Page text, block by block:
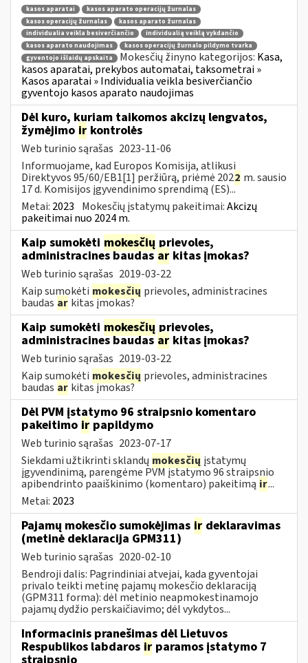
kasos aparatai
kasos aparato operacijų žurnalas
kasos operacijų žurnalas
kasos aparato žurnalas
individualia veikla besiverčiančio
individualią veiklą vykdančio
kasos aparato naudojimas
kasos operacijų žurnalo pildymo tvarka
gyventojo išlaidų apskaita
Mokesčių žinyno kategorijos: Kasa,
kasos aparatai, prekybos automatai, taksometrai »
Kasos aparatai » Individualia veikla besiverčiančio
gyventojo kasos aparato naudojimas
Dėl kuro, kuriam taikomos akcizų lengvatos,
žymėjimo ir kontrolės
Web turinio sąrašas 2023-11-06
Informuojame, kad Europos Komisija, atlikusi
Direktyvos 95/60/EB1[1] peržiūrą, priėmė 2022 m. sausio
17 d. Komisijos įgyvendinimo sprendimą (ES)...
Metai: 2023 Mokesčių įstatymų pakeitimai:Akcizų
pakeitimai nuo 2024 m.
Kaip sumokėti mokesčių prievoles,
administracines baudasar kitas įmokas?
Web turinio sąrašas 2019-03-22
Kaip sumokėti mokesčių prievoles, administracines
baudas ar kitas įmokas?
Kaip sumokėti mokesčių prievoles,
administracines baudasar kitas įmokas?
Web turinio sąrašas 2019-03-22
Kaip sumokėti mokesčių prievoles, administracines
baudas ar kitas įmokas?
Dėl PVM įstatymo 96 straipsnio komentaro
pakeitimo ir papildymo
Web turinio sąrašas 2023-07-17
Siekdami užtikrinti sklandų mokesčių įstatymų
įgyvendinimą, parengėme PVM įstatymo 96 straipsnio
apibendrinto paaiškinimo (komentaro) pakeitimą ir...
Metai: 2023
Pajamų mokesčio sumokėjimas ir deklaravimas
(metinė deklaracija GPM311)
Web turinio sąrašas 2020-02-10
Bendroji dalis: Pagrindiniai atvejai, kada gyventojai
privalo teikti metinę pajamų mokesčio deklaraciją
(GPM311 forma): dėl metinio neapmokestinamojo
pajamų dydžio perskaičiavimo; dėl vykdytos...
Informacinis pranešimas dėl Lietuvos
Respublikos labdaros ir paramos įstatymo 7
straipsnio